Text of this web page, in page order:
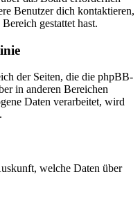
Benutzer dich kontaktieren,
gestattet hast.
der Seiten, die die phpBB-
in anderen Bereichen
Daten verarbeitet, wird
welche Daten über